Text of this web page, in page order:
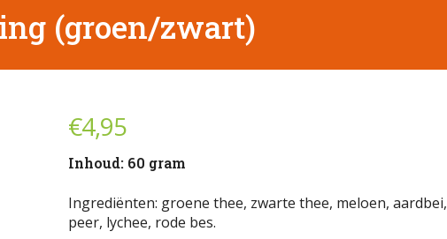
(groen/zwart)
€4,95
Inhoud: 60 gram
Ingrediënten: groene thee, zwarte thee, meloen, aardbei,
peer, lychee, rode bes.